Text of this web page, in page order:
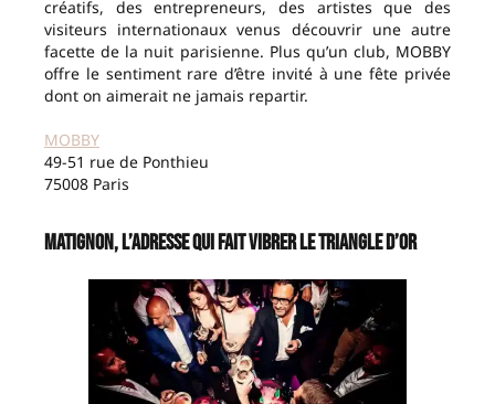
créatifs, des entrepreneurs, des artistes que des
visiteurs internationaux venus découvrir une autre
facette de la nuit parisienne. Plus qu’un club, MOBBY
offre le sentiment rare d’être invité à une fête privée
dont on aimerait ne jamais repartir.
MOBBY
49-51 rue de Ponthieu
75008 Paris
Matignon, l’adresse qui fait vibrer le Triangle d’Or